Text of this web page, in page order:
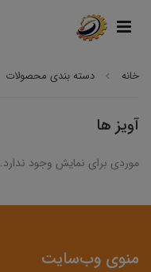
خانه دسته بندی محصولات
آویز ها
موردی برای نمایش وجود ندارد.
منوی وب‌سایت